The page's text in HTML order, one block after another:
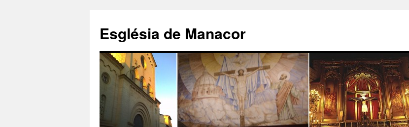
contenido
Església de Manacor